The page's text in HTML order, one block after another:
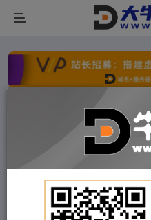
点击开通分站+
文字广告火爆招租
文字广告火爆招租